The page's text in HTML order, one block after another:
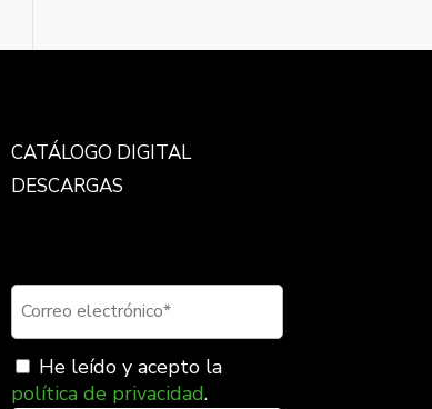
CATÁLOGO DIGITAL
DESCARGAS
He leído y acepto la
política de privacidad.